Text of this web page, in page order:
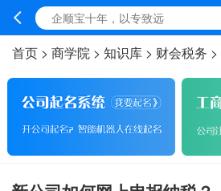
首页 > 商学院 > 知识库 > 财会税务 >